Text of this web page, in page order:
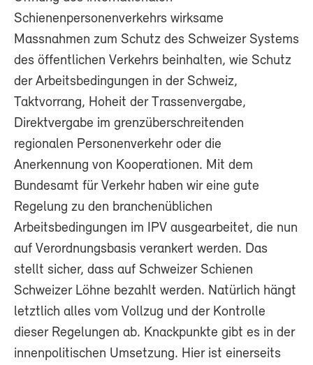
Schienenpersonenverkehrs wirksame
Massnahmen zum Schutz des Schweizer Systems
des öffentlichen Verkehrs beinhalten, wie Schutz
der Arbeitsbedingungen in der Schweiz,
Taktvorrang, Hoheit der Trassenvergabe,
Direktvergabe im grenzüberschreitenden
regionalen Personenverkehr oder die
Anerkennung von Kooperationen. Mit dem
Bundesamt für Verkehr haben wir eine gute
Regelung zu den branchenüblichen
Arbeitsbedingungen im IPV ausgearbeitet, die nun
auf Verordnungsbasis verankert werden. Das
stellt sicher, dass auf Schweizer Schienen
Schweizer Löhne bezahlt werden. Natürlich hängt
letztlich alles vom Vollzug und der Kontrolle
dieser Regelungen ab. Knackpunkte gibt es in der
innenpolitischen Umsetzung. Hier ist einerseits